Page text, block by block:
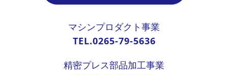
マシンプロダクト事業
TEL.0265-79-5636
精密プレス部品加工事業